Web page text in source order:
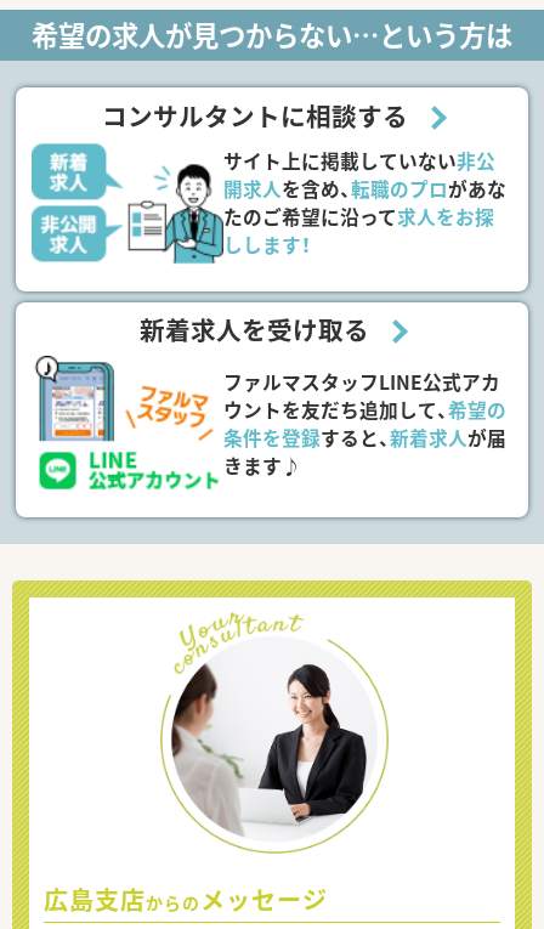
希望の求人が見つからない…という方は
コンサルタントに相談する
サイト上に掲載していない非公
開求人を含め、転職のプロがあな
たのご希望に沿って求人をお探
しします！
新着求人を受け取る
ファルマスタッフLINE公式アカ
ウントを友だち追加して、希望の
条件を登録すると、新着求人が届
きます♪
広島支店からの メッセージ